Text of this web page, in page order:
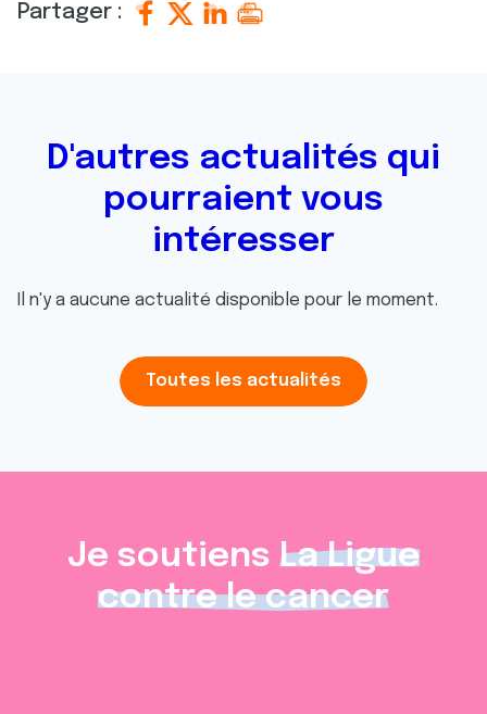
Partager :
D'autres actualités qui
pourraient vous
intéresser
Il n'y a aucune actualité disponible pour le moment.
Toutes les actualités
Je soutiens La Ligue
contre le cancer